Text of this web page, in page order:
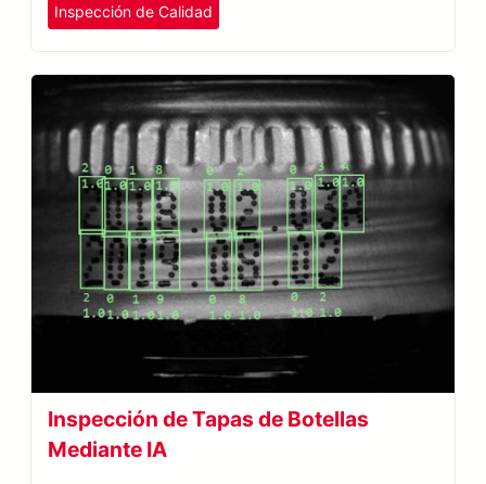
Inspección de Calidad
Inspección de Tapas de Botellas
Mediante IA